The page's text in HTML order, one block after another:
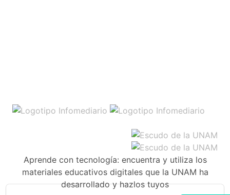
Aprende con tecnología: encuentra y utiliza los
materiales educativos digitales que la UNAM ha
desarrollado y hazlos tuyos